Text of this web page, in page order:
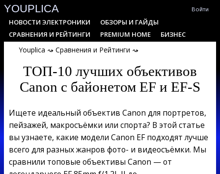
Skip
to
content
YOUPLICA Войти
Primary
Navigation
Menu
НОВОСТИ ЭЛЕКТРОНИКИ
ОБЗОРЫ И ГАЙДЫ
СРАВНЕНИЯ И РЕЙТИНГИ
PREMIUM HOME БИЗНЕС
Youplica ⤳ Сравнения и Рейтинги ⤳
ТОП-10 лучших объективов
Canon с байонетом EF и EF-S
Ищете идеальный объектив Canon для портретов,
пейзажей, макросъёмки или спорта? В этой статье
вы узнаете, какие модели Canon EF подходят лучше
всего для разных жанров фото- и видеосъёмки. Мы
сравнили топовые объективы Canon — от